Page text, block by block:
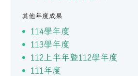
其他年度成果
114學年度
113學年度
112上半年暨112學年度
111年度